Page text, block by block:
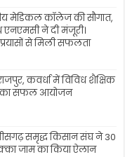
मेडिकल कॉलेज की सौगात,
एनएमसी ने दी मंजूरी।
से मिली सफलता
कवर्धा में विविध शैक्षिक
का सफल आयोजन
समृद्ध किसान संघ ने 30
जाम का किया ऐलान